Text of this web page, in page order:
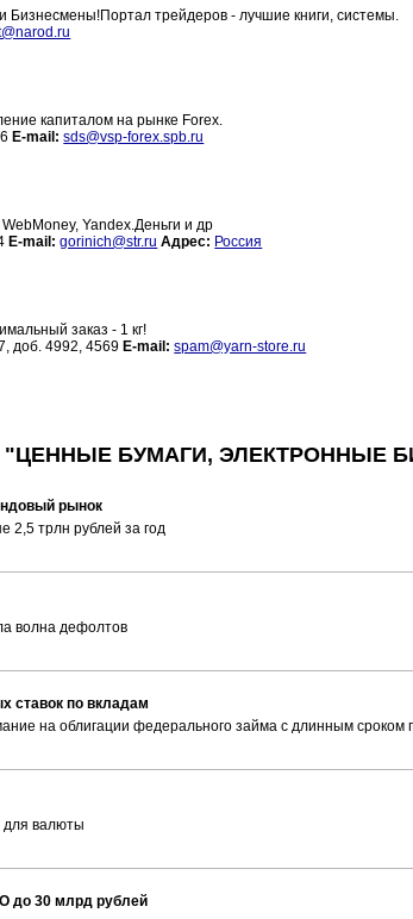
Бизнесмены!Портал трейдеров - лучшие книги, системы.
капиталом на рынке Forex.
E-mail: sds@vsp-forex.spb.ru
Yandex.Деньги и др
E-mail: gorinich@str.ru Адрес: Россия
заказ - 1 кг!
доб. 4992, 4569 E-mail: spam@yarn-store.ru
БУМАГИ, ЭЛЕКТРОННЫЕ
рынок
2,5 трлн рублей за год
волна дефолтов
ставок по вкладам
на облигации федерального займа с длинным
для валюты
до 30 млрд рублей